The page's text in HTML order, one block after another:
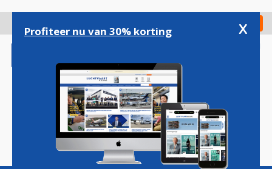
gaan
Check in
Magazine Podcasts Vacatures
Profiteer nu van 30% korting x